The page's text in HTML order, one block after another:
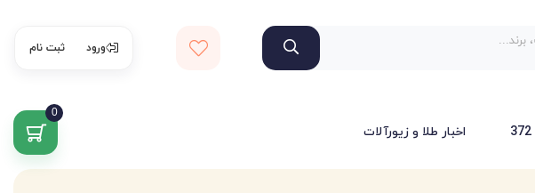
ورود ثبت نام
اخبار طلا و زیورآلات
0